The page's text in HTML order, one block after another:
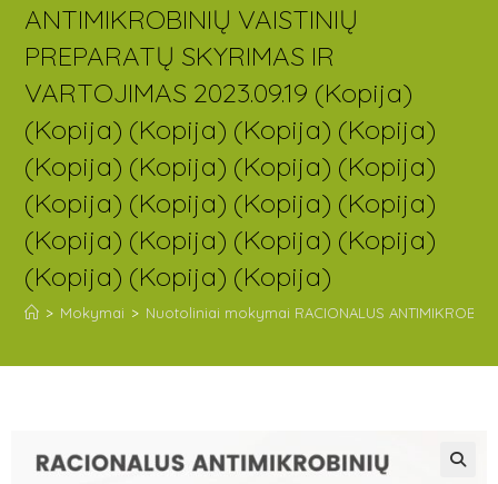
ANTIMIKROBINIŲ VAISTINIŲ
PREPARATŲ SKYRIMAS IR
VARTOJIMAS 2023.09.19 (Kopija)
(Kopija) (Kopija) (Kopija) (Kopija)
(Kopija) (Kopija) (Kopija) (Kopija)
(Kopija) (Kopija) (Kopija) (Kopija)
(Kopija) (Kopija) (Kopija) (Kopija)
(Kopija) (Kopija) (Kopija)
> Mokymai > Nuotoliniai mokymai RACIONALUS